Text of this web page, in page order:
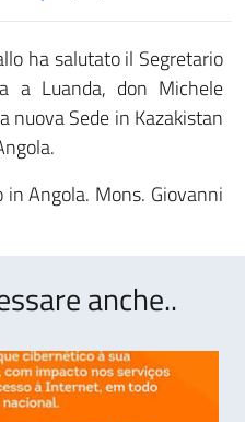
ha salutato il Segretario
a Luanda, don Michele
nuova Sede in Kazakistan
Angola. Mons. Giovanni
anche..